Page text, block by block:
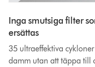
Inga smutsiga filter
ersättas
35 ultraeffektiva
damm utan att täppa till